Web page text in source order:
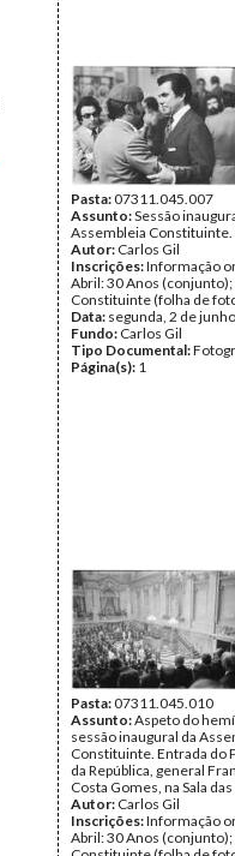
Pasta:07311.045.007
Assunto:Sessão
Assembleia Constituinte.
Autor: Carlos Gil
Inscrições:Informação
Abril: 30 Anos
Constituinte (folha de
Data: segunda, 2 de
Fundo: Carlos Gil
Tipo Documental:
Página(s): 1
Pasta:07311.045.010
Assunto:Aspeto do
sessão inaugural da
Constituinte. Entrada do
da República, general
Costa Gomes, na Sala
Autor: Carlos Gil
Inscrições:Informação
Abril: 30 Anos